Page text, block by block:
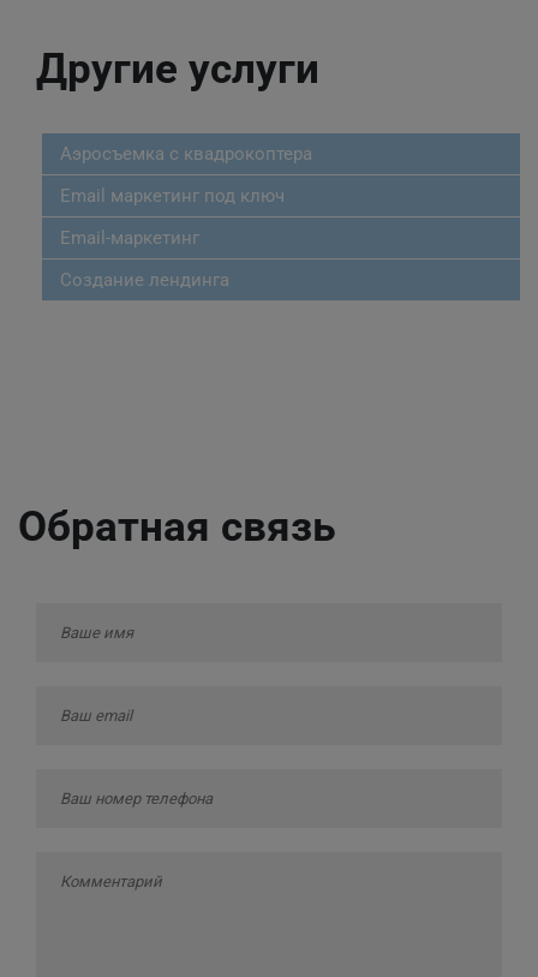
Другие услуги
Аэросъемка с квадрокоптера
Email маркетинг под ключ
Email-маркетинг
Создание лендинга
Обратная связь